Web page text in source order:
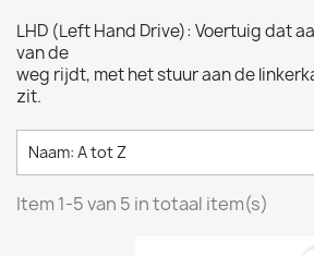
LHD (Left Hand Drive): Voertuig dat
van de
weg rijdt, met het stuur aan de
zit.
Naam: A tot Z
Item 1-5 van 5 in totaal item(s)